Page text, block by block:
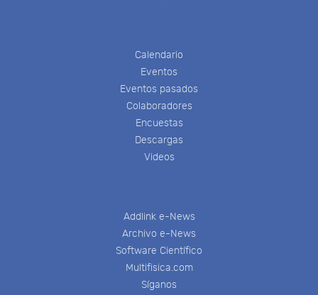
Calendario
Eventos
Eventos pasados
Colaboradores
Encuestas
Descargas
Videos
Addlink e-News
Archivo e-News
Software Científico
Multifisica.com
Síganos